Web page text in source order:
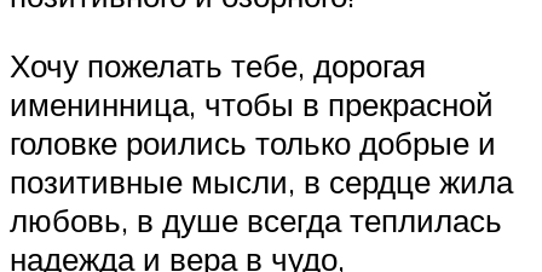
Хочу пожелать тебе, дорогая
именинница, чтобы в прекрасной
головке роились только добрые и
позитивные мысли, в сердце жила
любовь, в душе всегда теплилась
надежда и вера в чудо,